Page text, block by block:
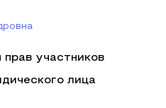
участников
лица